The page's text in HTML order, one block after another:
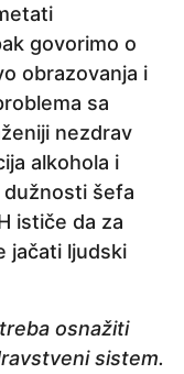
govorimo o
obrazovanja i
sa
nezdrav
alkohola i
dužnosti šefa
ističe da za
jačati ljudski
osnažiti
sistem.